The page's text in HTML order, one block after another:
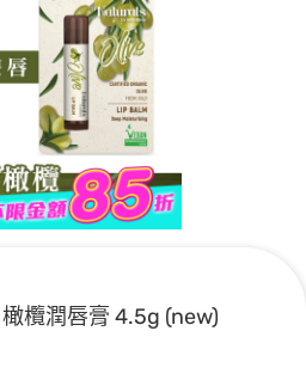
欖潤唇膏 4.5g (new)